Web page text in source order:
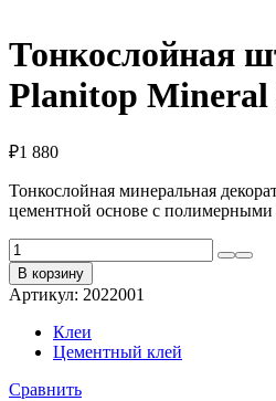
Тонкослойная
Planitop
₽1 880
Тонкослойная минеральная
цементной основе с полимерными
Количество
товара
Тонкослойная
штукатурка
Planitop
Mineral
мм
В корзину
Артикул: 2022001
Клеи
Цементный клей
Сравнить